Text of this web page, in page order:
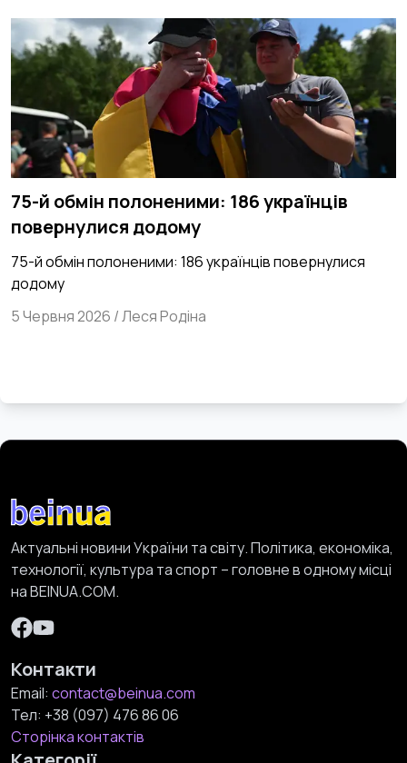
75-й обмін полоненими: 186 українців
повернулися додому
75-й обмін полоненими: 186 українців повернулися
додому
5 Червня 2026 /Леся Родіна
Актуальні новини України та світу. Політика, економіка,
технології, культура та спорт – головне в одному місці
на BEINUA.COM.
Контакти
Email: contact@beinua.com
Тел: +38 (097) 476 86 06
Сторінка контактів